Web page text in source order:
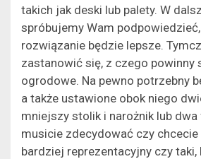
takich jak deski lub palety. W
spróbujemy Wam
rozwiązanie będzie lepsze.
zastanowić się, z czego powinny
ogrodowe. Na pewno potrzebny
a także ustawione obok niego
mniejszy stolik i narożnik lub
musicie zdecydować czy
bardziej reprezentacyjny czy